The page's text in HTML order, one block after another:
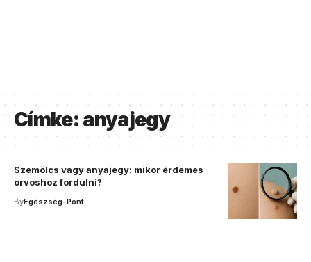
Címke: anyajegy
Szemölcs vagy anyajegy: mikor érdemes
orvoshoz fordulni?
ByEgészség-Pont